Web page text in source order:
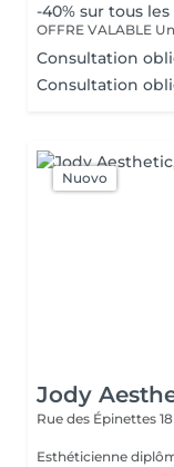
-40% sur tous
Consultation
Consultation
Nuovo
Jody
Rue des Épinettes 18
Esthéticienne